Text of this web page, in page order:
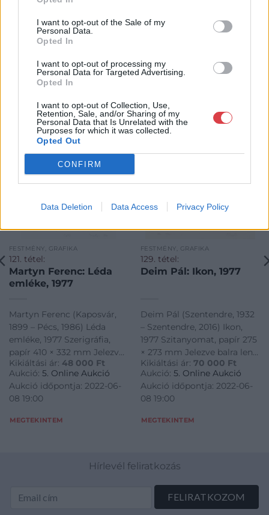
I want to opt-out of the Sale of my
Personal Data.
Opted In
I want to opt-out of processing my
Personal Data for Targeted Advertising.
Opted In
I want to opt-out of Collection, Use,
Retention, Sale, and/or Sharing of my
Personal Data that Is Unrelated with the
Purposes for which it was collected.
Opted Out
CONFIRM
Data Deletion Data Access Privacy Policy
KAPCSOLÓDÓ MŰTÁRGYAK
FESTMÉNY, GRAFIKA
121. tétel:
Martyn Ferenc: Léda
emléke, 1977
Martyn Ferenc (Kaposvár,
1899 – Pécs, 1986) Léda
emléke, 1977 Szerigráfia,
papír 410 × 332 mm Jelezve
középen lent: CV/43 Jelezve
jobbra lent: Martyn 1977
Kikiáltási ár: 48 000 Ft
Aukció: 5. Online Aukció
Aukció időpontja: 2022-06-
08 19:00
MEGTEKINTEM
FESTMÉNY, GRAFIKA
129. tétel:
Deim Pál: Ikon, 1977
Deim Pál (Szentendre, 1932
– Szentendre, 2016) Ikon,
1977 Szitanyomat, papír 275
× 273 mm Jelezve balra lent:
Ikon 38/40 Jelezve jobbra
lent: Deim Pál / 1977
Kikiáltási ár: 70 000 Ft
Aukció: 5. Online Aukció
Aukció időpontja: 2022-06-
08 19:00
MEGTEKINTEM
Hírlevél feliratkozás